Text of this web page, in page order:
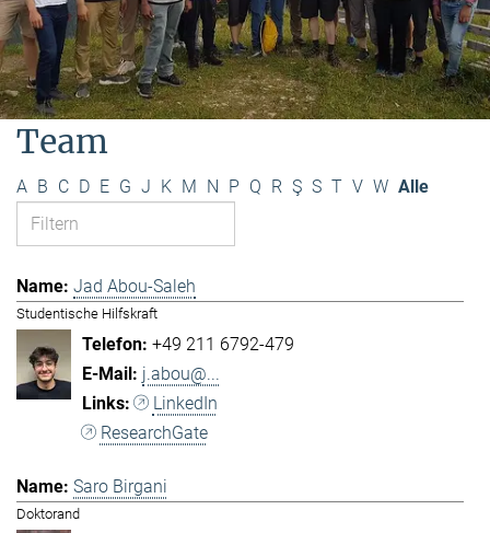
Team
A B C D E G J K M N P Q R Ş S T V W Alle
Jad Abou-Saleh
Studentische Hilfskraft
+49 211 6792-479
j.abou@...
LinkedIn
ResearchGate
Saro Birgani
Doktorand